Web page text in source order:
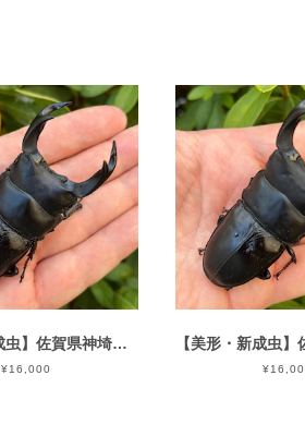
【美形・新成虫】佐賀県神埼郡神埼町産”オオクワガタペア（♂79mm） # 815311−101
¥16,000